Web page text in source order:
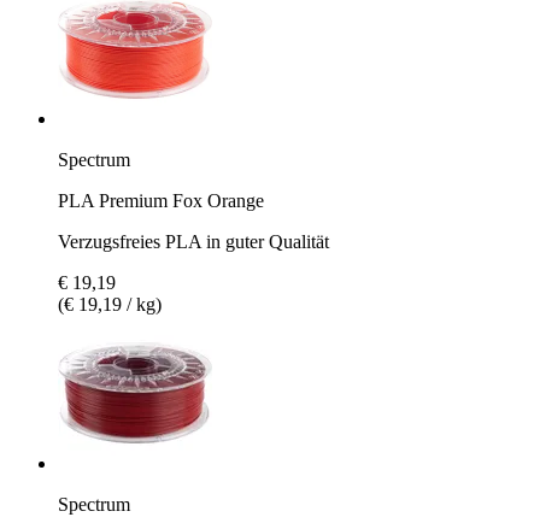
Spectrum
PLA Premium Fox Orange
Verzugsfreies PLA in guter Qualität
€ 19,19
(€ 19,19 / kg)
Spectrum